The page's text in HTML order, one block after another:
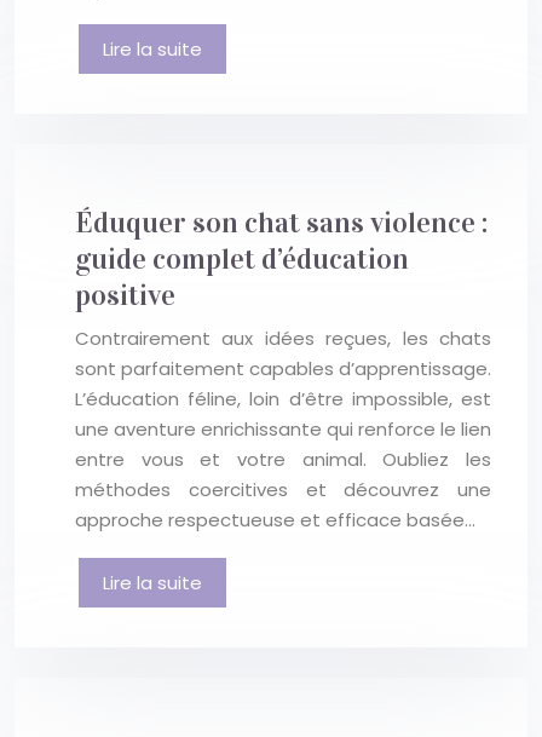
Lire la suite
Éduquer son chat sans violence :
guide complet d’éducation
positive
Contrairement aux idées reçues, les chats
sont parfaitement capables d’apprentissage.
L’éducation féline, loin d’être impossible, est
une aventure enrichissante qui renforce le lien
entre vous et votre animal. Oubliez les
méthodes coercitives et découvrez une
approche respectueuse et efficace basée…
Lire la suite